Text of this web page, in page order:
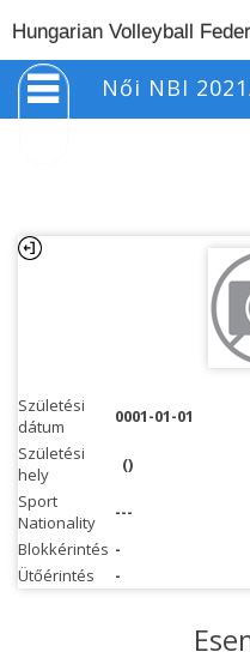
Hungarian Volleyball
Női NBI
Születési
dátum
0001-01-01
Születési
hely
()
Sport
Nationality
---
Blokkérintés -
Ütőérintés
-